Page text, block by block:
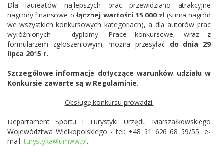
Dla laureatów najlepszych prac przewidziano atrakcyjne
nagrody finansowe ołącznej wartości 15.000 zł(suma nagród
we wszystkich konkursowych kategoriach), a dla autorów prac
wyróżnionych – dyplomy. Prace konkursowe, wraz z
formularzem zgłoszeniowym, można przesyłać do dnia 29
lipca 2015 r.
Szczegółowe informacje dotyczące warunków udziału w
Konkursie zawarte są w Regulaminie.
Obsługę konkursu prowadzi:
Departament Sportu i Turystyki Urzędu Marszałkowskiego
Województwa Wielkopolskiego - tel: +48 61 626 68 59/55, e-
mail:turystyka@umww.pl.